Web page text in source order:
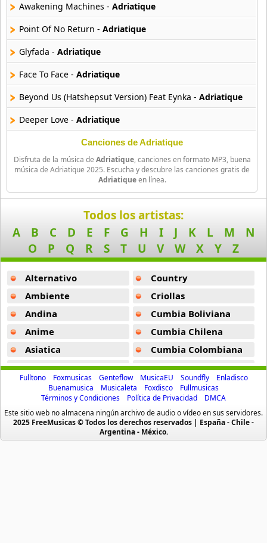
Front 242
19 músicas online
Galantis
20 músicas online
Gobble Gobble
6 músicas online
Kakkmaddafakka
Kite Club
Major Lazer
15 músicas online
Marshmello
Martin Garrix
71 músicas online
Metronomy
11 músicas online
Mike Posner
20 músicas online
Awakening Machines - Adriatique
Point Of No Return - Adriatique
Glyfada - Adriatique
Face To Face - Adriatique
Beyond Us (Hatshepsut Version) Feat Eynka - Adriatique
Deeper Love - Adriatique
Circle Of Love -Adriatique
Miracle -Adriatique
Adriatique
Blackbox -
Adriatique
Bodymovin -Adriatique
Buchlas Dreaming -
Adriatique
Panchromatic -
Monroes Diary -
Motions -Adriatique
Mrcreasy -Adriatique
Mystery -Adriatique
Canciones de Adriatique
Disfruta de la música de Adriatique, canciones en formato MP3, buena
música de Adriatique 2025. Escucha y descubre las canciones gratis de
Adriatiqueen línea.
Todos los artistas:
A
B C D E F G H I J K L M
N
O
P Q R S T U V W X Y Z
Alternativo
Ambiente
Andina
Anime
Asiatica
Atevip
Bachatas
Baladas
Baladas De Oro
Baladas En Ingles
Country
Criollas
Cumbia Boliviana
Cumbia Chilena
Cumbia Colombiana
Cumbia Ecuatoriana
Cumbia Mexicana
Cumbia Pop
Cumbia Surena
Cumbias
Fulltono Foxmusicas Genteflow MusicaEU Soundfly
Enladisco
Buenamusica
Musicaleta Foxdisco
Fullmusicas
Términos y Condiciones
Política de Privacidad
DMCA
Este sitio web no almacena ningún archivo de audio o vídeo en sus servidores.
2025 FreeMusicas © Todos los derechos reservados | España - Chile -
Argentina - México.